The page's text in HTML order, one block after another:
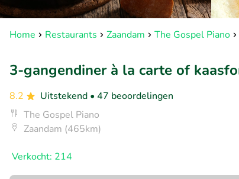
Home Restaurants Zaandam The Gospel Piano
3-gangendiner à la carte of
8.2 Uitstekend • 47 beoordelingen
The Gospel Piano
Zaandam (465km)
Verkocht: 214